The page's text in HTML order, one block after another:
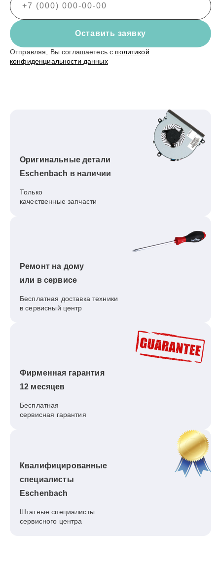
Оставить заявку
Отправляя, Вы соглашаетесь с политикой
конфиденциальности данных
Оригинальные детали
Eschenbach в наличии
Только
качественные запчасти
Ремонт на дому
или в сервисе
Бесплатная доставка техники
в сервисный центр
Фирменная гарантия
12 месяцев
Бесплатная
сервисная гарантия
Квалифицированные
специалисты
Eschenbach
Штатные специалисты
сервисного центра